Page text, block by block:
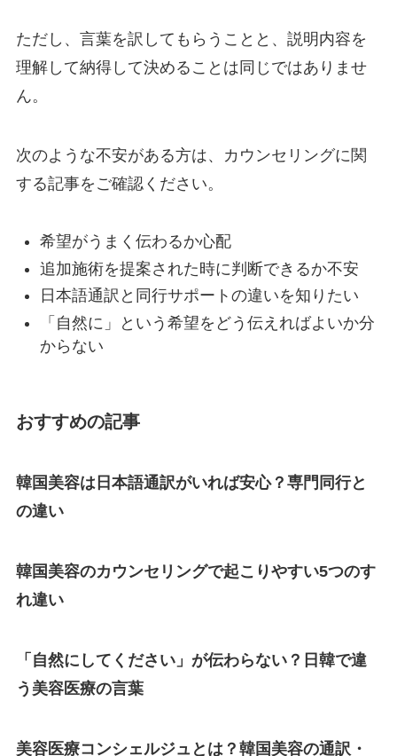
ただし、言葉を訳してもらうことと、説明内容を
理解して納得して決めることは同じではありませ
ん。
次のような不安がある方は、カウンセリングに関
する記事をご確認ください。
希望がうまく伝わるか心配
追加施術を提案された時に判断できるか不安
日本語通訳と同行サポートの違いを知りたい
「自然に」という希望をどう伝えればよいか分
からない
おすすめの記事
韓国美容は日本語通訳がいれば安心？専門同行と
の違い
韓国美容のカウンセリングで起こりやすい5つのす
れ違い
「自然にしてください」が伝わらない？日韓で違
う美容医療の言葉
美容医療コンシェルジュとは？韓国美容の通訳・